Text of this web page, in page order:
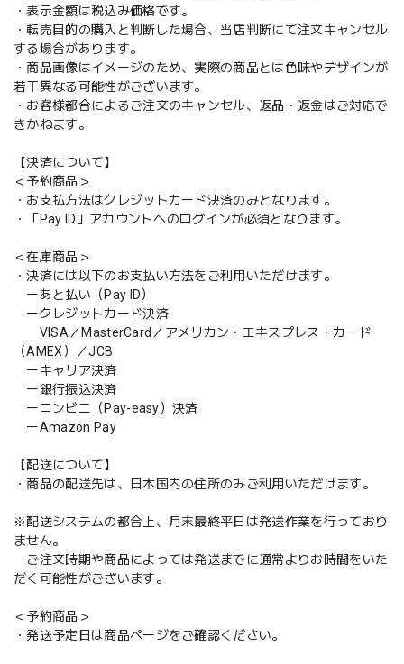
・表示金額は税込み価格です。
・転売目的の購入と判断した場合、当店判断にて注文キャンセル
する場合があります。
・商品画像はイメージのため、実際の商品とは色味やデザインが
若干異なる可能性がございます。
・お客様都合によるご注文のキャンセル、返品・返金はご対応で
きかねます。
【決済について】
＜予約商品＞
・お支払方法はクレジットカード決済のみとなります。
・「Pay ID」アカウントへのログインが必須となります。
＜在庫商品＞
・決済には以下のお支払い方法をご利用いただけます。
ーあと払い（Pay ID）
ークレジットカード決済
VISA／MasterCard／アメリカン・エキスプレス・カード
（AMEX）／JCB
ーキャリア決済
ー銀行振込決済
ーコンビニ（Pay-easy）決済
ーAmazon Pay
【配送について】
・商品の配送先は、日本国内の住所のみご利用いただけます。
※配送システムの都合上、月末最終平日は発送作業を行っており
ません。
ご注文時期や商品によっては発送までに通常よりお時間をいた
だく可能性がございます。
＜予約商品＞
・発送予定日は商品ページをご確認ください。